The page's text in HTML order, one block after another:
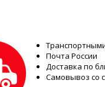
Почта России
Доставка по
Самовывоз со